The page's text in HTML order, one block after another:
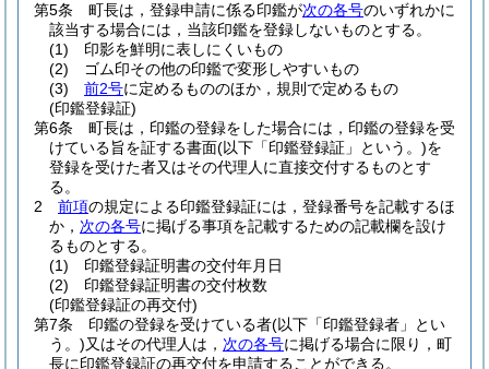
第5条
町長は，登録申請に係る印鑑が次の各号のいずれかに
該当する場合には，当該印鑑を登録しないものとする。
(1)
印影を鮮明に表しにくいもの
(2)
ゴム印その他の印鑑で変形しやすいもの
(3)
前2号に定めるもののほか，規則で定めるもの
(印鑑登録証)
第6条
町長は，印鑑の登録をした場合には，印鑑の登録を受
けている旨を証する書面(以下「印鑑登録証」という。)を
登録を受けた者又はその代理人に直接交付するものとす
る。
2
前項の規定による印鑑登録証には，登録番号を記載するほ
か， 次の各号に掲げる事項を記載するための記載欄を設け
るものとする。
(1)
印鑑登録証明書の交付年月日
(2)
印鑑登録証明書の交付枚数
(印鑑登録証の再交付)
第7条
印鑑の登録を受けている者(以下「印鑑登録者」とい
う。)又はその代理人は， 次の各号に掲げる場合に限り，町
長に印鑑登録証の再交付を申請することができる。